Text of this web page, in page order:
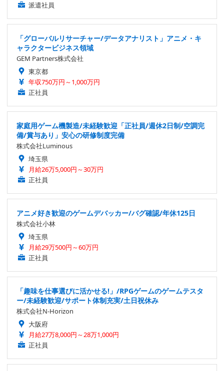
派遣社員
「グローバルリサーチャー/データアナリスト」アニメ・キ
ャラクタービジネス領域
GEM Partners株式会社
東京都
年収750万円～1,000万円
正社員
家庭用ゲーム機製造/未経験歓迎「正社員/週休2日制/空調完
備/賞与あり」安心の研修制度完備
株式会社Luminous
埼玉県
月給26万5,000円～30万円
正社員
アニメ好き歓迎のゲームデバッカー/バグ確認/年休125日
株式会社小林
埼玉県
月給29万500円～60万円
正社員
「趣味を仕事選びに活かせる!」/RPGゲームのゲームテスタ
ー/未経験歓迎/サポート体制充実/土日祝休み
株式会社N-Horizon
大阪府
月給27万8,000円～28万1,000円
正社員